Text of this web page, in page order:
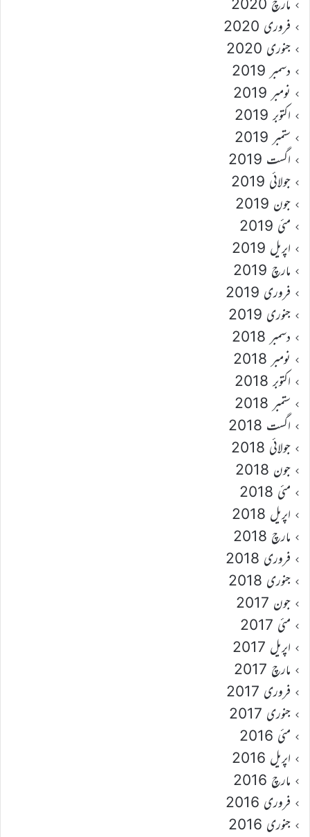
مارچ 2020
فروری 2020
جنوری 2020
دسمبر 2019
نومبر 2019
اکتوبر 2019
ستمبر 2019
اگست 2019
جولائی 2019
جون 2019
مئی 2019
اپریل 2019
مارچ 2019
فروری 2019
جنوری 2019
دسمبر 2018
نومبر 2018
اکتوبر 2018
ستمبر 2018
اگست 2018
جولائی 2018
جون 2018
مئی 2018
اپریل 2018
مارچ 2018
فروری 2018
جنوری 2018
جون 2017
مئی 2017
اپریل 2017
مارچ 2017
فروری 2017
جنوری 2017
مئی 2016
اپریل 2016
مارچ 2016
فروری 2016
جنوری 2016